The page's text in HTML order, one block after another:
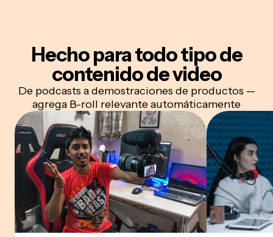
Hecho paratodo tipo de
contenido de video
De podcasts a demostraciones de productos —
agrega B-roll relevante automáticamente